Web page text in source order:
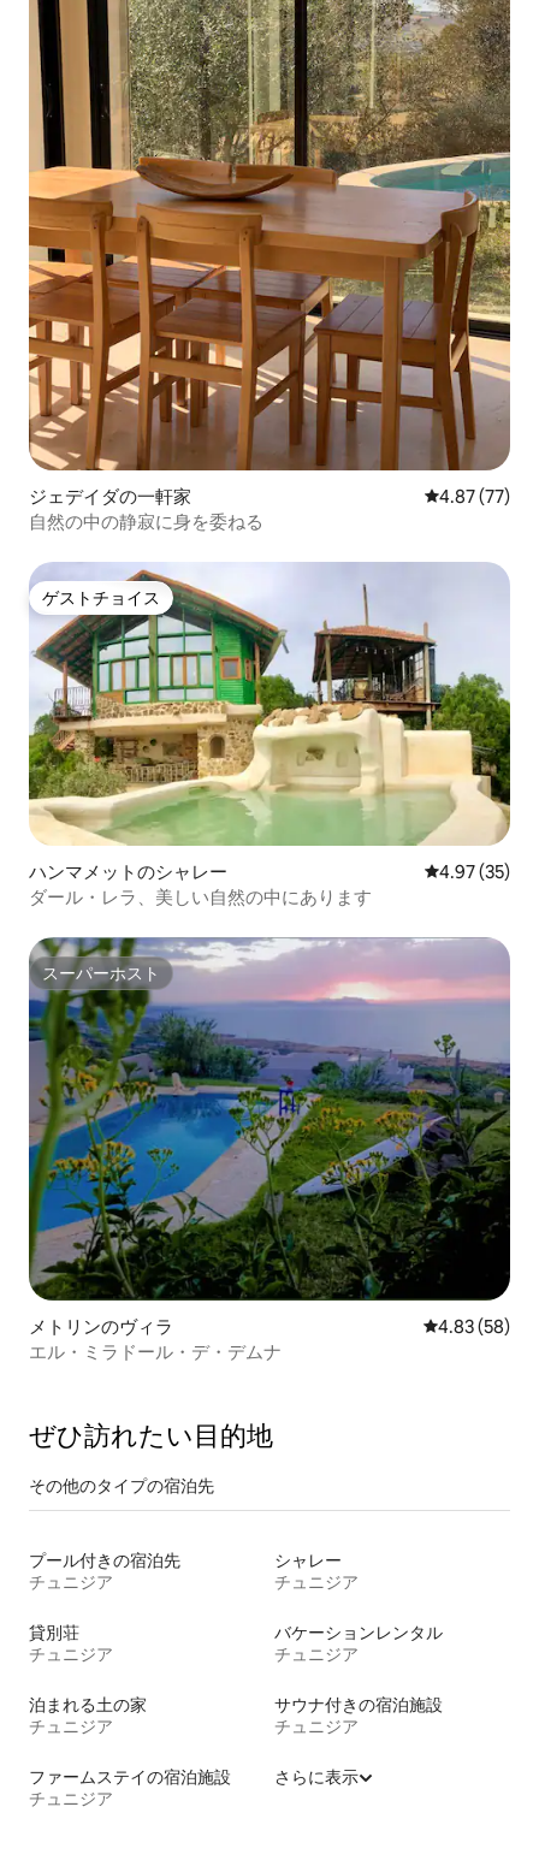
ジェデイダの一軒家 レビュー77
4.87 (77)
自然の中の静寂に身を委ねる
ゲストチョイス
ゲストチョイス
ハンマメットのシャレー レビュー35
4.97 (35)
ダール・レラ、美しい自然の中にあります
スーパーホスト
スーパーホスト
メトリンのヴィラ レビュー58
4.83 (58)
エル・ミラドール・デ・デムナ
ぜひ訪⁠れ⁠た⁠い目⁠的⁠地
その他のタ⁠イ⁠プ⁠の宿⁠泊⁠先
プール付きの宿泊先
チュニジア
シャレー
チュニジア
貸別荘
チュニジア
バケーションレンタル
チュニジア
泊まれる土の家
チュニジア
サウナ付きの宿泊施設
チュニジア
ファームステイの宿泊施設
チュニジア
さらに表示